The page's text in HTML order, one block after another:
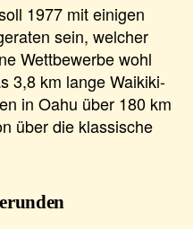
1977 mit einigen
sein, welcher
Wettbewerbe wohl
3,8 km lange Waikiki-
in Oahu über 180 km
über die klassische